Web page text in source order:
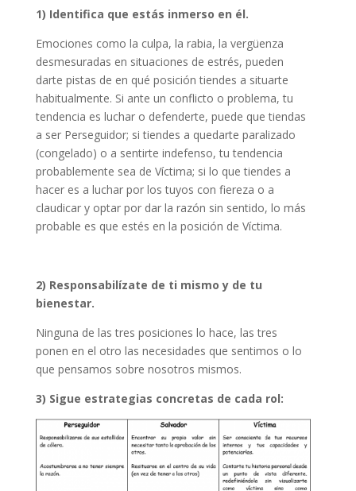
1) Identifica que estás inmerso en él.
Emociones como la culpa, la rabia, la vergüenza
desmesuradas en situaciones de estrés, pueden
darte pistas de en qué posición tiendes a situarte
habitualmente. Si ante un conflicto o problema, tu
tendencia es luchar o defenderte, puede que tiendas
a ser Perseguidor; si tiendes a quedarte paralizado
(congelado) o a sentirte indefenso, tu tendencia
probablemente sea de Víctima; si lo que tiendes a
hacer es a luchar por los tuyos con fiereza o a
claudicar y optar por dar la razón sin sentido, lo más
probable es que estés en la posición de Víctima.
2) Responsabilízate de ti mismo y de tu
bienestar.
Ninguna de las tres posiciones lo hace, las tres
ponen en el otro las necesidades que sentimos o lo
que pensamos sobre nosotros mismos.
3) Sigue estrategias concretas de cada rol: